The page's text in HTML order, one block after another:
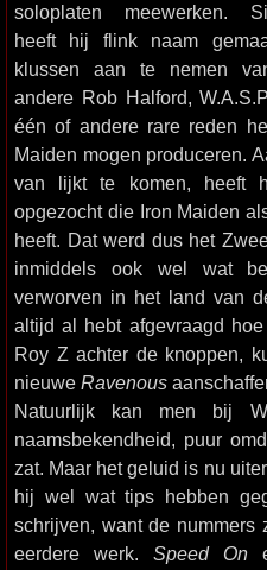
soloplaten meewerken.
heeft hij flink naam
klussen aan te nemen
andere Rob Halford,
één of andere rare reden
Maiden mogen produceren.
van lijkt te komen, heeft
opgezocht die Iron Maiden
heeft. Dat werd dus het
inmiddels ook wel wat
verworven in het land van
altijd al hebt afgevraagd
Roy Z achter de knoppen,
nieuwe Ravenous
Natuurlijk kan men bij
naamsbekendheid, puur
zat. Maar het geluid is nu
hij wel wat tips hebben
schrijven, want de nummers
eerdere werk. Speed On